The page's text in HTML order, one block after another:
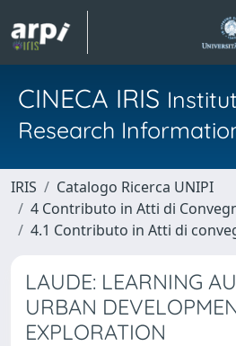
CINECA IRIS
Research
IRIS
Catalogo Ricerca UNIPI
4 Contributo in Atti di
4.1 Contributo in Atti di
LAUDE: LEARNING
URBAN
EXPLORATION